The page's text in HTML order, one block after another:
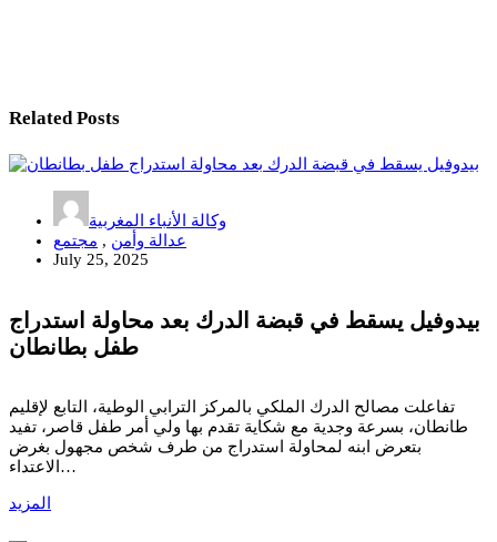
Related Posts
وكالة الأنباء المغربية
عدالة وأمن , مجتمع
July 25, 2025
بيدوفيل يسقط في قبضة الدرك بعد محاولة استدراج
طفل بطانطان
تفاعلت مصالح الدرك الملكي بالمركز الترابي الوطية، التابع لإقليم
طانطان، بسرعة وجدية مع شكاية تقدم بها ولي أمر طفل قاصر، تفيد
بتعرض ابنه لمحاولة استدراج من طرف شخص مجهول بغرض
الاعتداء…
المزيد